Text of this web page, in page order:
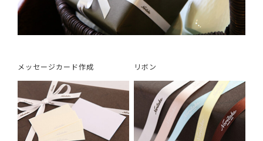
メッセージカード作成 リボン